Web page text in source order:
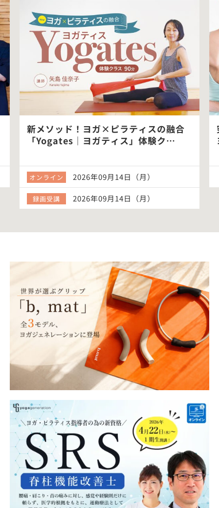
新メソッド！ヨガ×ピラティスの融合
「Yogates｜ヨガティス」体験ク…
オンライン 2026年09月14日（月）
録画受講 2026年09月14日（月）